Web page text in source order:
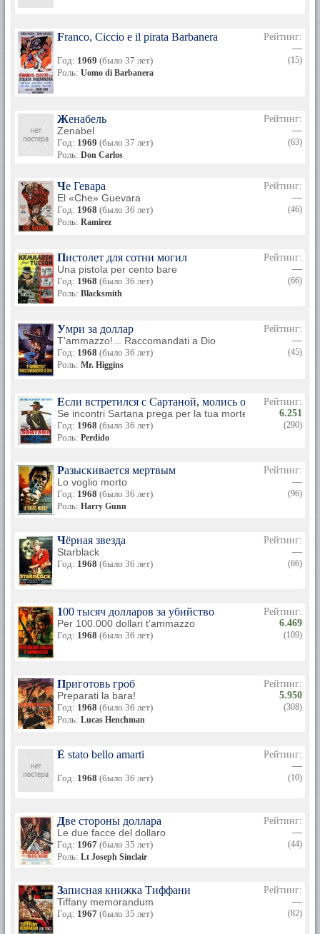
Franco, Ciccio e il pirata Barbanera
Год: 1969 (было 37 лет)
Роль: Uomo di Barbanera
Рейтинг:
—
(15)
Женабель
Zenabel
Год: 1969 (было 37 лет)
Роль: Don Carlos
Рейтинг:
—
(63)
Че Гевара
El «Che» Guevara
Год: 1968 (было 36 лет)
Роль: Ramirez
Рейтинг:
—
(46)
Пистолет для сотни могил
Una pistola per cento bare
Год: 1968 (было 36 лет)
Роль: Blacksmith
Рейтинг:
—
(66)
Умри за доллар
T'ammazzo!... Raccomandati a Dio
Год: 1968 (было 36 лет)
Роль: Mr. Higgins
Рейтинг:
—
(45)
Если встретился с Сартаной, молись о смерти
Se incontri Sartana prega per la tua morte
Год: 1968 (было 36 лет)
Роль: Perdido
Рейтинг:
6.251
(290)
Разыскивается мертвым
Lo voglio morto
Год: 1968 (было 36 лет)
Роль: Harry Gunn
Рейтинг:
—
(96)
Чёрная звезда
Starblack
Год: 1968 (было 36 лет)
Рейтинг:
—
(66)
100 тысяч долларов за убийство
Per 100.000 dollari t'ammazzo
Год: 1968 (было 36 лет)
Рейтинг:
6.469
(109)
Приготовь гроб
Preparati la bara!
Год: 1968 (было 36 лет)
Роль: Lucas Henchman
Рейтинг:
5.950
(308)
È stato bello amarti
Год: 1968 (было 36 лет)
Рейтинг:
—
(10)
Две стороны доллара
Le due facce del dollaro
Год: 1967 (было 35 лет)
Роль: Lt Joseph Sinclair
Рейтинг:
—
(44)
Записная книжка Тиффани
Tiffany memorandum
Год: 1967 (было 35 лет)
Рейтинг:
—
(82)